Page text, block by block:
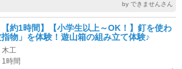
by できませんさん
【約1時間】【小学生以上～OK！】釘を使わ
物」を体験！遊山箱の組み立て体験♪
木工
1時間